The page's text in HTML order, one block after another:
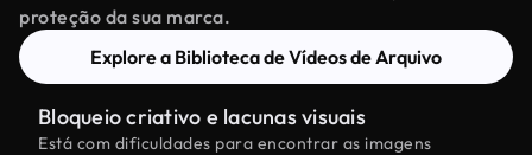
proteção da sua marca.
Explore a Biblioteca de Vídeos de Arquivo
Bloqueio criativo e lacunas visuais
Está com dificuldades para encontrar as imagens